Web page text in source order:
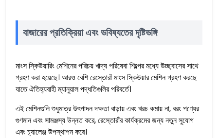
বাজারের প্রতিক্রিয়া এবং ভবিষ্যতের দৃষ্টিভঙ্গি
মাংস স্কিউয়ারিং মেশিনের পরিচয় খাদ্য পরিষেবা শিল্পের মধ্যে উচ্ছ্বাসের সাথে
গ্রহণ করা হয়েছে। আরও বেশি রেস্তোরাঁ মাংস স্কিউয়ার মেশিন গ্রহণ করছে
যাতে ঐতিহ্যবাহী ম্যানুয়াল পদ্ধতিগুলির পরিবর্তে।
এই মেশিনগুলি শুধুমাত্র উৎপাদন দক্ষতা বাড়ায় এবং খরচ কমায় না, বরং পণ্যের
গুণমান এবং সামঞ্জস্য উন্নত করে, রেস্তোরাঁর কার্যক্রমের জন্য নতুন সুযোগ
এবং চ্যালেঞ্জ উপস্থাপন করে।